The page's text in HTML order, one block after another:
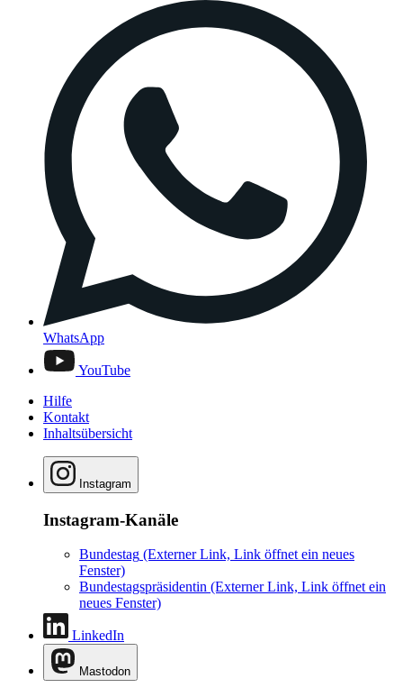
WhatsApp
YouTube
Hilfe
Kontakt
Inhaltsübersicht
Instagram
Instagram-Kanäle
Bundestag (Externer Link, Link öffnet ein neues
Fenster)
Bundestagspräsidentin (Externer Link, Link öffnet ein
neues Fenster)
LinkedIn
Mastodon